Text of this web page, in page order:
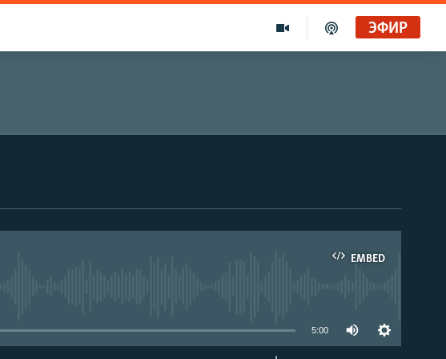
ЭФИР
EMBED
5:00